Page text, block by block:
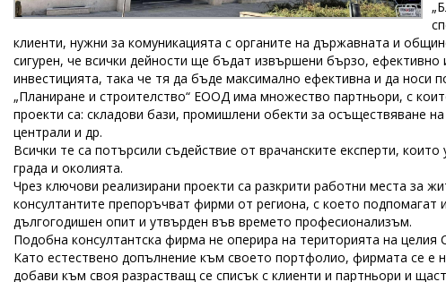
клиенти, нужни за комуникацията с органите на държавната и
сигурен, че всички дейности ще бъдат извършени бързо,
инвестицията, така че тя да бъде максимално ефективна и да носи
„Планиране и строителство“ ЕООД има множество партньори, с
проекти са: складови бази, промишлени обекти за осъществяване
централи и др.
Всички те са потърсили съдействие от врачанските експерти,
града и околията.
Чрез ключови реализирани проекти са разкрити работни места за
консултантите препоръчват фирми от региона, с което подпомагат
дългогодишен опит и утвърден във времето професионализъм.
Подобна консултантска фирма не оперира на територията на целия
Като естествено допълнение към своето портфолио, фирмата се
добави към своя разрастващ се списък с клиенти и партньори и